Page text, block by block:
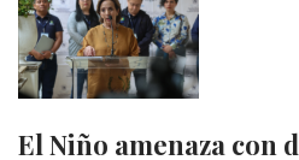
El Niño amenaza con